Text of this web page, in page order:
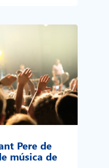
Pere de
música de